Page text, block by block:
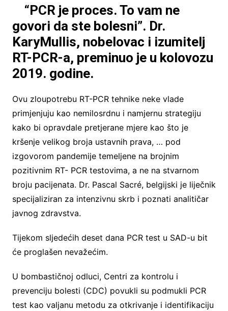
“PCR je proces. To vam ne
govori da ste bolesni”. Dr.
KaryMullis, nobelovac i izumitelj
RT-PCR-a, preminuo je u kolovozu
2019. godine.
Ovu zloupotrebu RT-PCR tehnike neke vlade
primjenjuju kao nemilosrdnu i namjernu strategiju
kako bi opravdale pretjerane mjere kao što je
kršenje velikog broja ustavnih prava, … pod
izgovorom pandemije temeljene na brojnim
pozitivnim RT- PCR testovima, a ne na stvarnom
broju pacijenata. Dr. Pascal Sacré, belgijski je liječnik
specijaliziran za intenzivnu skrb i poznati analitičar
javnog zdravstva.
Tijekom sljedećih deset dana PCR test u SAD-u bit
će proglašen nevažećim.
U bombastičnoj odluci, Centri za kontrolu i
prevenciju bolesti (CDC) povukli su podmukli PCR
test kao valjanu metodu za otkrivanje i identifikaciju